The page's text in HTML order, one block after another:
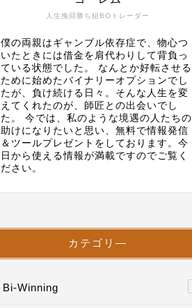
人生挽回勝ち組BOトレーダー
僕の両親はギャンブル依存症で、物心つ
いたときには借金を肩代わりして背負っ
ている状態でした。 なんとか好転させる
ために始めたバイナリーオプションでし
たが、負け続ける日々。そんな人生を変
えてくれたのが、師匠との出会いでし
た。 今では、私のような境遇の人たちの
助けになりたいと思い、無料で情報発信
＆ツールプレゼントをしております。今
日から使える情報が満載ですのでご覧く
ださい。
カテゴリ―
Bi-Winning